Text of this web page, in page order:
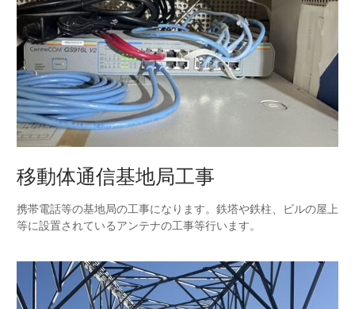
移動体通信基地局工事
携帯電話等の基地局の工事になります。鉄塔や鉄柱、ビルの屋上
等に設置されているアンテナの工事等行います。